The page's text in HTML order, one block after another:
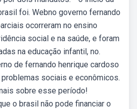
foi. Webno governo fernando
ocorreram no ensino
social e na saúde, e foram
na educação infantil, no.
de fernando henrique cardoso
sociais e econômicos.
sobre esse período!
o brasil não pode financiar o